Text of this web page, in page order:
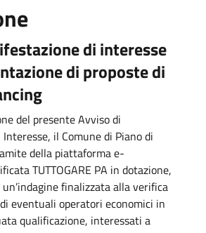
di interesse
di proposte di
del presente Avviso di
il Comune di Piano di
della piattaforma e-
TUTTOGARE PA in dotazione,
finalizzata alla verifica
eventuali operatori economici in
qualificazione, interessati a